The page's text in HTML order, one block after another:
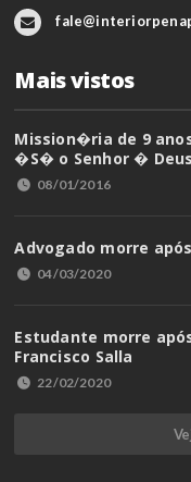
Mais vistos
Mission�ria de 9
�S� o Senhor �
08/01/2016
Advogado morre
04/03/2020
Estudante morre
Francisco Salla
22/02/2020